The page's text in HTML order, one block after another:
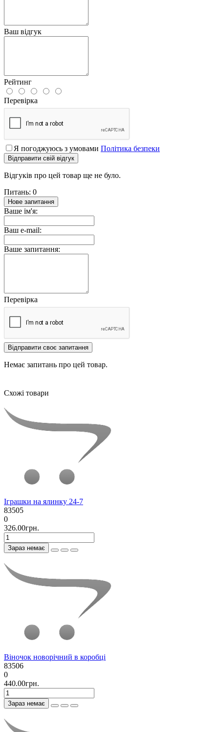
Ваш відгук
Рейтинг
Перевірка
Я погоджуюсь з умовами Політика безпеки
Відправити свій відгук
Відгуків про цей товар ще не було.
Питань: 0
Нове запитання
Ваше ім'я:
Ваш e-mail:
Ваше запитання:
Перевірка
Відправити своє запитання
Немає запитань про цей товар.
Схожі товари
Іграшки на ялинку 24-7
83505
0
326.00грн.
Зараз немає
Віночок новорічний в коробці
83506
0
440.00грн.
Зараз немає